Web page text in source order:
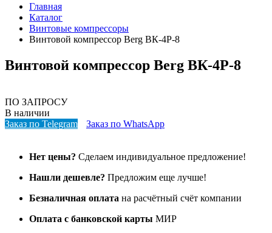
Главная
Каталог
Винтовые компрессоры
Винтовой компрессор Berg ВК-4Р-8
Винтовой компрессор Berg ВК-4Р-8
ПО ЗАПРОСУ
В наличии
Заказ по Telegram
Заказ по WhatsApp
Нет цены? Сделаем индивидуальное предложение!
Нашли дешевле? Предложим еще лучше!
Безналичная оплата на расчётный счёт компании
Оплата с банковской карты МИР